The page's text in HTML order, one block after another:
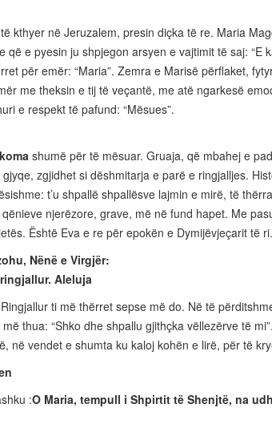
të kthyer në Jeruzalem, presin diçka të re. Maria
që e pyesin ju shpjegon arsyen e vajtimit të saj:
për emër: “Maria”. Zemra e Marisë përflaket,
me theksin e tij të veçantë, me atë ngarkesë
e respekt të pafund: “Mësues”.
shumë për të mësuar. Gruaja, që mbahej e
zgjidhet si dëshmitarja e parë e ringjalljes.
t’u shpallë shpallësve lajmin e mirë, të
njerëzore, grave, më në fund hapet. Me
Është Eva e re për epokën e Dymijëvjeçarit të ri.
Nënë e Virgjër:
Aleluja
ti më thërret sepse më do. Në të
thua: “Shko dhe shpallu gjithçka vëllezërve të
në vendet e shumta ku kaloj kohën e lirë, për të
:O Maria, tempull i Shpirtit të Shenjtë, na